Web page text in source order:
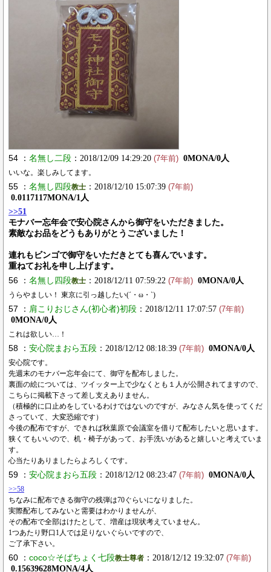
54 ： 名無し二段 ：2018/12/09 14:29:20 (7年前) 0MONA/0人
いいな。楽しみしてます。
55 ： 名無し四段教士 ：2018/12/10 15:07:39 (7年前)
0.0117117MONA/1人
>>51
モナバー忘年会で安心院さんから御守をいただきました。
素敵なお品をどうもありがとうございました！
連れもビンゴで御守をいただきとても喜んでいます。
重ねてお礼を申し上げます。
56 ： 名無し四段教士 ：2018/12/11 07:59:22 (7年前) 0MONA/0人
うらやましい！ 東京に引っ越したい(´・ω・`)
57 ： 肩こりおじさん(初心者)初段 ：2018/12/11 17:07:57 (7年前)
0MONA/0人
これは欲しい…！
58 ： 安心院まおら五段 ：2018/12/12 08:18:39 (7年前) 0MONA/0人
安心院です。
先週末のモナバー忘年会にて、御守を配布しました。
裏面の絵については、ツイッター上で少なくとも１人が公開されてますので、
こちらに掲載下さって差し支えありません。
（積極的に口止めをしているわけではないのですが、みなさん気を使ってくだ
さっていて、大変恐縮です）
今後の配布ですが、できれば秋葉原で会議室を借りて配布したいと思います。
狭くてもいいので、机・椅子があって、お手洗いがあると嬉しいと考えていま
す。
心当たりありましたらよろしくです。
59 ： 安心院まおら五段 ：2018/12/12 08:23:47 (7年前) 0MONA/0人
>>58
ちなみに配布できる御守の残弾は70ぐらいになりました。
実際配布してみないと需要はわかりませんが、
その配布で全部はけたとして、増産は現状考えていません。
1つあたり野口1人では足りないぐらいですので、
ご了承下さい。
60 ： coco☆そばちょく七段教士尊者 ：2018/12/12 19:32:07 (7年前)
0.15639628MONA/4人